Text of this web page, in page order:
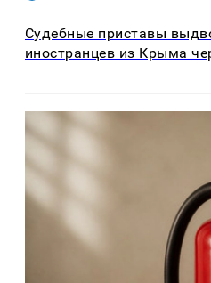
Судебные приставы
иностранцев из Крыма